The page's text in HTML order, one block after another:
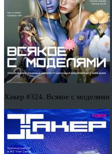
Хакер #324. Всякое с моделями